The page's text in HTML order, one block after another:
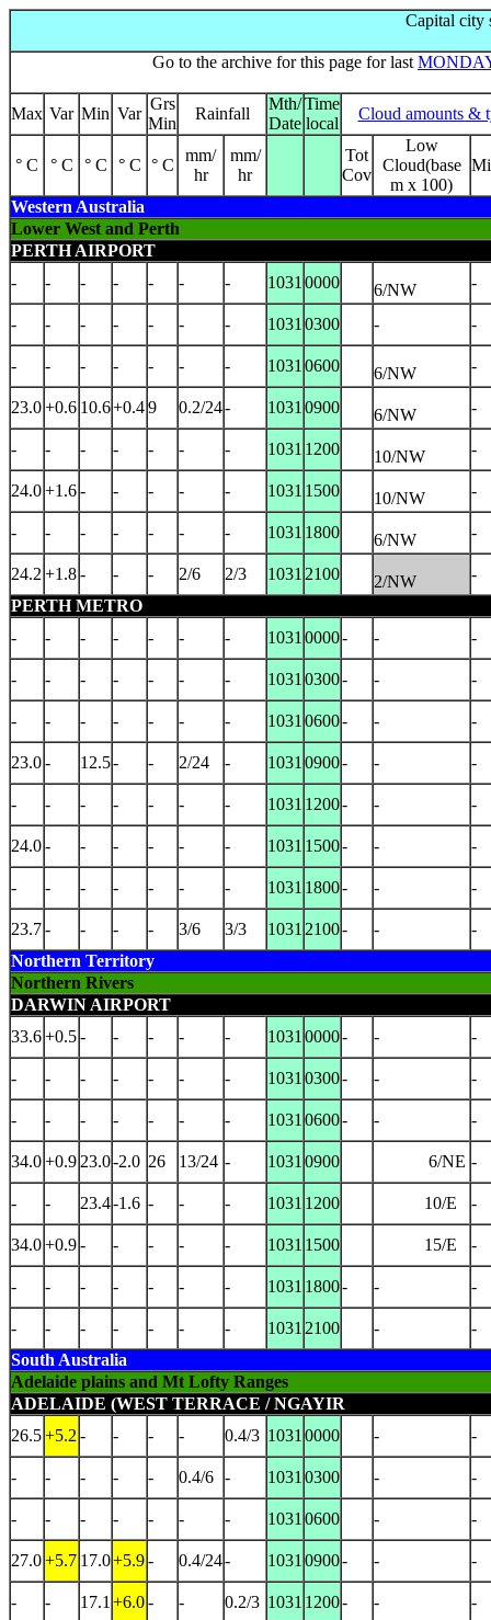
Capital city
Go to the archive for this page for last
Max Var Min Var
Grs
Min
Rainfall
Mth/
Date
Time
local
Cloud amounts &
° C ° C ° C ° C ° C
mm/
hr
mm/
hr
Tot
Cov
Low
Cloud(base
m x 100)
Western Australia
Lower West and Perth
PERTH AIRPORT
-
- - - - - - 1031 0000 6/NW -
- - - - - - - 1031 0300 - -
- - - - - - - 1031 0600 6/NW -
23.0+0.6 10.6+0.49 0.2/24- 1031 0900 6/NW -
- - - - - - - 1031 1200 10/NW -
24.0+1.6- - - - - 1031 1500 10/NW -
- - - - - - - 1031 1800 6/NW -
24.2 +1.8- - - 2/6 2/3 1031 2100 2/NW
-
PERTH METRO
-
- - - - - - 1031 0000- - -
- - - - - - - 1031 0300- - -
- - - - - - - 1031 0600- - -
23.0- 12.5- - 2/24 - 1031 0900- - -
- - - - - - - 1031 1200- - -
24.0- - - - - - 1031 1500- - -
- - - - - - - 1031 1800- - -
23.7- - - - 3/6 3/3 1031 2100- -
-
Northern Territory
Northern Rivers
DARWIN AIRPORT
33.6+0.5- - - - - 1031 0000- - -
- - - - - - - 1031 0300- - -
- - - - - - - 1031 0600- - -
34.0+0.9 23.0-2.0 26 13/24 - 1031 0900 6/NE -
- - 23.4-1.6 - - - 1031 1200 10/E -
34.0+0.9- - - - - 1031 1500 15/E -
- - - - - - - 1031 1800- - -
- - - - - - - 1031 2100 -
-
South Australia
Adelaide plains and Mt Lofty Ranges
ADELAIDE (WEST TERRACE / NGAYIR
26.5+5.2 - - - - 0.4/3 1031 0000 - -
- - - - - 0.4/6 - 1031 0300 - -
- - - - - - - 1031 0600 - -
27.0+5.7 17.0+5.9- 0.4/24- 1031 0900- - -
- - 17.1 +6.0- - 0.2/3 1031 1200- - -